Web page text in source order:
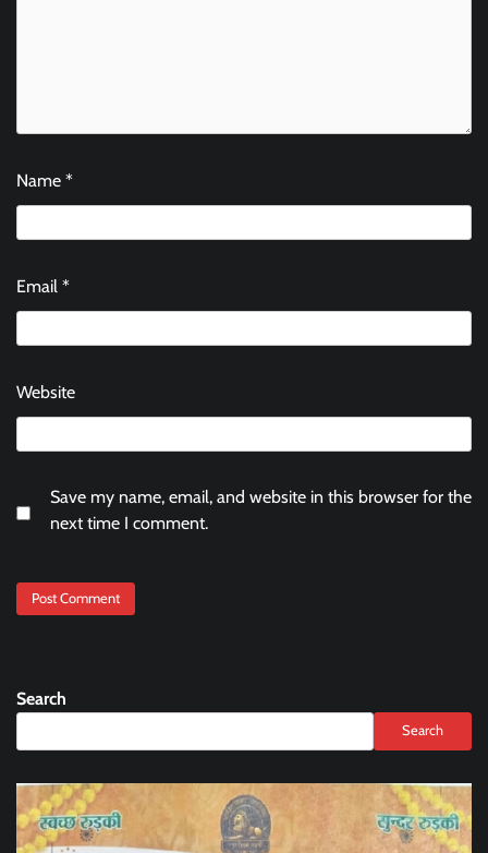
Name *
Email *
Website
Save my name, email, and website in this browser for the
next time I comment.
Search
Search